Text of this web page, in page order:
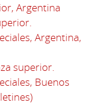
Argentina
Argentina,
superior.
Buenos